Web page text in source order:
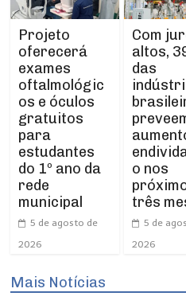
Projeto
oferecerá
exames
oftalmológic
os e óculos
gratuitos
para
estudantes
do 1º ano da
rede
municipal
5 de agosto de
2026
Com
altos,
das
o nos
três
5 de
2026
Mais Notícias